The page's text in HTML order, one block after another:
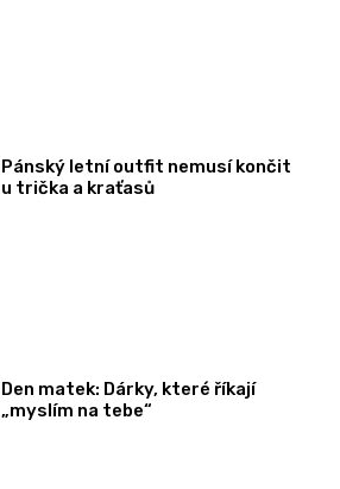
Pánský letní outfit nemusí končit
u trička a kraťasů
Den matek: Dárky, které říkají
„myslím na tebe“